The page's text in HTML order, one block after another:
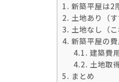
1. 新築平屋は2
2. 土地あり（
3. 土地なし（
4. 新築平屋の
4.1. 建築費
4.2. 土地取
5. まとめ